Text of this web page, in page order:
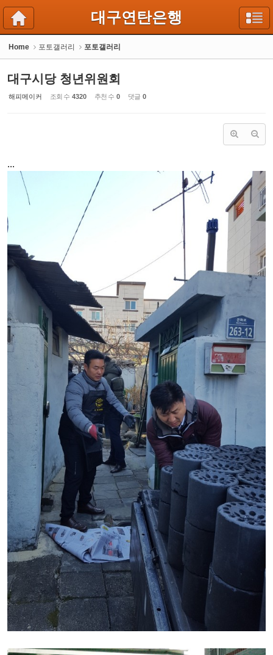
대구연탄은행
Home 포토갤러리 포토갤러리
대구시당 청년위원회
해피메이커 조회 수 4320 추천 수 0 댓글 0
...